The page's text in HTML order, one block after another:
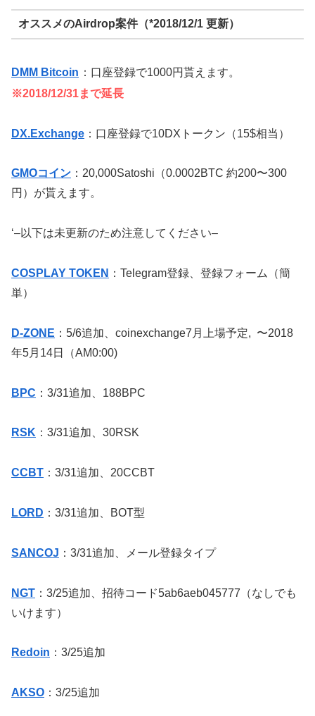
オススメのAirdrop案件（*2018/12/1 更新）
DMM Bitcoin ：口座登録で1000円貰えます。
※2018/12/31まで延長
DX.Exchange ：口座登録で10DXトークン（15$相当）
GMOコイン ：20,000Satoshi（0.0002BTC 約200〜300
円）が貰えます。
‘–以下は未更新のため注意してください–
COSPLAY TOKEN ：Telegram登録、登録フォーム（簡
単）
D-ZONE ：5/6追加、coinexchange7月上場予定, 〜2018
年5月14日（AM0:00)
BPC ：3/31追加、188BPC
RSK ：3/31追加、30RSK
CCBT ：3/31追加、20CCBT
LORD ：3/31追加、BOT型
SANCOJ ：3/31追加、メール登録タイプ
NGT ：3/25追加、招待コード5ab6aeb045777（なしでも
いけます）
Redoin ：3/25追加
AKSO ：3/25追加